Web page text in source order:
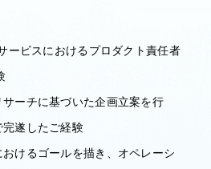
ービスにおけるプロダクト責任者
サーチに基づいた企画立案を行
遂したご経験
おけるゴールを描き、オペレーシ